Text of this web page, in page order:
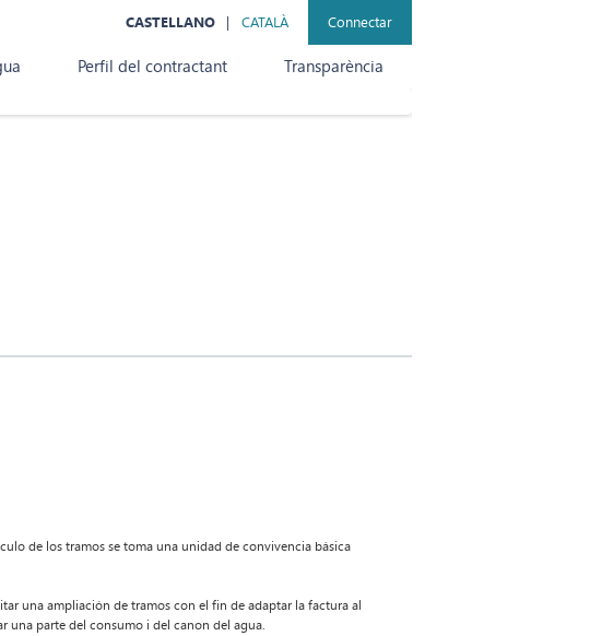
Connectar
CASTELLANO CATALÀ
Perfil del contractant Transparència
de los tramos se toma una unidad de convivencia básica
una ampliación de tramos con el fin de adaptar la factura al
una parte del consumo i del canon del agua.